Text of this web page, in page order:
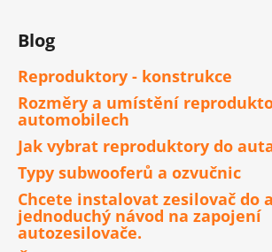
Blog
Reproduktory - konstrukce
Rozměry a umístění
automobilech
Jak vybrat reproduktory do
Typy subwooferů a ozvučnic
Chcete instalovat zesilovač do
jednoduchý návod na zapojení
autozesilovače.